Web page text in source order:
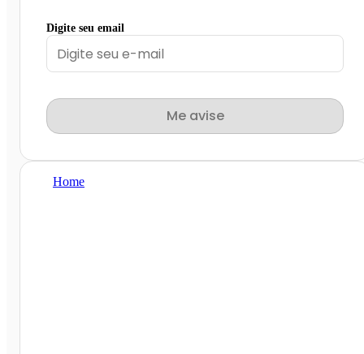
Digite seu email
Me avise
Home